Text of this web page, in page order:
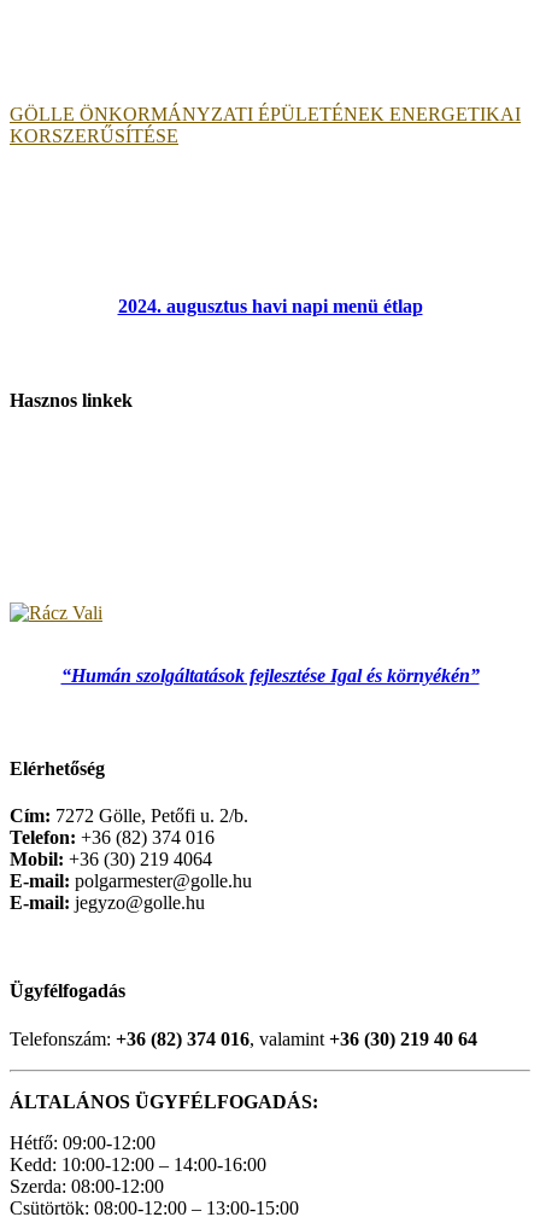
GÖLLE ÖNKORMÁNYZATI ÉPÜLETÉNEK ENERGETIKAI
KORSZERŰSÍTÉSE
2024. augusztus havi napi menü étlap
Hasznos linkek
“Humán szolgáltatások fejlesztése Igal és környékén”
Elérhetőség
Cím: 7272 Gölle, Petőfi u. 2/b.
Telefon: +36 (82) 374 016
Mobil: +36 (30) 219 4064
E-mail: polgarmester@golle.hu
E-mail: jegyzo@golle.hu
Ügyfélfogadás
Telefonszám: +36 (82) 374 016, valamint +36 (30) 219 40 64
ÁLTALÁNOS ÜGYFÉLFOGADÁS:
Hétfő: 09:00-12:00
Kedd: 10:00-12:00 – 14:00-16:00
Szerda: 08:00-12:00
Csütörtök: 08:00-12:00 – 13:00-15:00